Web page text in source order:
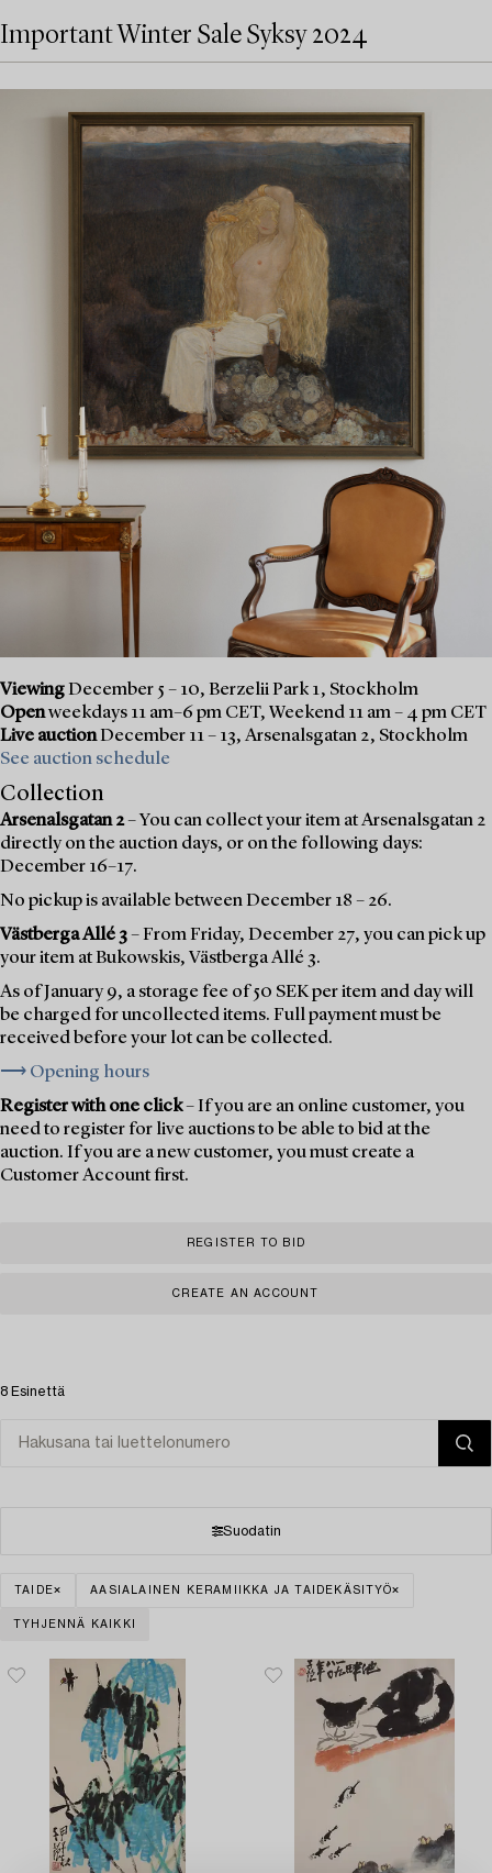
Important Winter Sale Syksy 2024
ViewingDecember 5 – 10, Berzelii Park 1, Stockholm
Openweekdays 11 am–6 pm CET, Weekend 11 am – 4 pm CET
Live auctionDecember 11 – 13, Arsenalsgatan 2, Stockholm
See auction schedule
Collection
Arsenalsgatan 2– You can collect your item at Arsenalsgatan 2
directly on the auction days, or on the following days:
December 16–17.
No pickup is available between December 18 – 26.
Västberga Allé 3– From Friday, December 27, you can pick up
your item at Bukowskis, Västberga Allé 3.
As of January 9, a storage fee of 50 SEK per item and day will
be charged for uncollected items. Full payment must be
received before your lot can be collected.
⟶ Opening hours
Register with one click– If you are an online customer, you
need to register for live auctions to be able to bid at the
auction. If you are a new customer, you must create a
Customer Account first.
REGISTER TO BID
CREATE AN ACCOUNT
8 Esinettä
Suodatin
TAIDE AASIALAINEN KERAMIIKKA JA TAIDEKÄSITYÖ
TYHJENNÄ KAIKKI